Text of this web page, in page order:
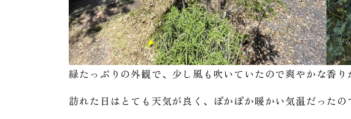
緑たっぷりの外観で、少し風も吹いていたので爽やかな香り
訪れた日はとても天気が良く、ぽかぽか暖かい気温だった